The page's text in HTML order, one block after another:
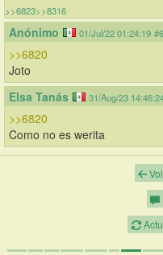
>>6823>>8316
Anónimo 01/Jul/22 01:24:19
>>6820
Joto
Elsa Tanás
31/Aug/23
>>6820
Como no es werita